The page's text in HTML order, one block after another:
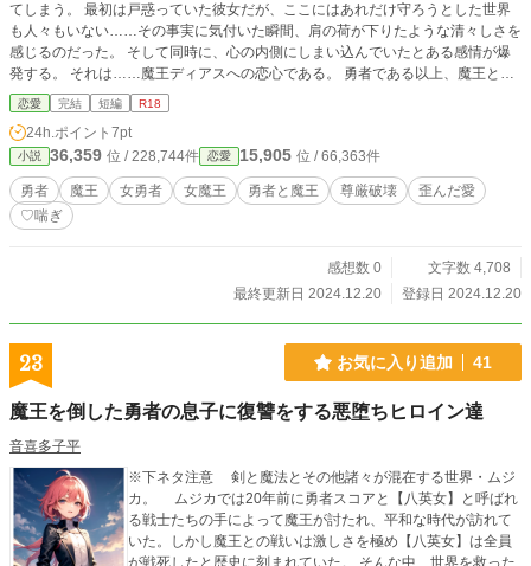
てしまう。 最初は戸惑っていた彼女だが、ここにはあれだけ守ろうとした世界
も人々もいない……その事実に気付いた瞬間、肩の荷が下りたような清々しさを
感じるのだった。 そして同時に、心の内側にしまい込んでいたとある感情が爆
発する。 それは……魔王ディアスへの恋心である。 勇者である以上、魔王と結
ばれるなどあってはならない。 それは彼女自身が誰よりも理解していた。だか
らこそ、これまでずっと押し殺してきたのだ。 しかしそれはあくまで元の世界
での話。ここ異世界でなら全くもって関係が無い話なのである。 その事実に気
付いた彼女はどうにかしてディアスを自らの物にするために動き始めた。 そし
てとうとう自らの策でディアスを無力化することに成功したアルカは、ついに魔
王をその手で滅茶苦茶にすることに……。 ※この作品は『転生魔王様は静かに
暮らしたい』の後日談的なものになるので、そちらを先に読まれることを強くオ
恋愛 完結 短編 R18
24h.ポイント 7pt
小説 36,359 位 / 228,744件 恋愛 15,905 位 / 66,363件
勇者 魔王 女勇者 女魔王 勇者と魔王 尊厳破壊
歪んだ愛
♡喘ぎ
感想数 0
文字数 4,708
最終更新日 2024.12.20
登録日 2024.12.20
23 お気に入り追加 41
魔王を倒した勇者の息子に復讐をする悪堕ちヒロイン達
音喜多子平
※下ネタ注意 剣と魔法とその他諸々が混在する世界・ムジ
カ。 ムジカでは20年前に勇者スコアと【八英女】と呼ばれ
る戦士たちの手によって魔王が討たれ、平和な時代が訪れて
いた。しかし魔王との戦いは激しさを極め【八英女】は全員
が戦死したと歴史に刻まれていた。 そんな中、世界を救った